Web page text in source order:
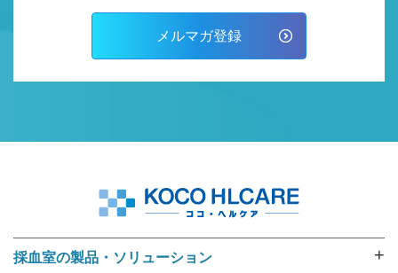
メルマガ登録
+
採血室の製品・ソリューション